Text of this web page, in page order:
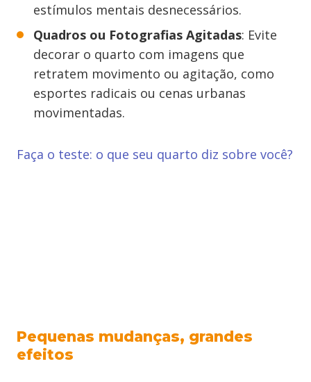
estímulos mentais desnecessários.
Quadros ou Fotografias Agitadas: Evite
decorar o quarto com imagens que
retratem movimento ou agitação, como
esportes radicais ou cenas urbanas
movimentadas.
Faça o teste: o que seu quarto diz sobre você?
Pequenas mudanças, grandes
efeitos